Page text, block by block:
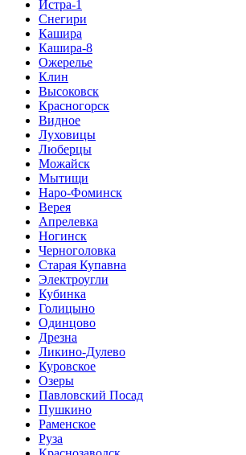
Истра-1
Снегири
Кашира
Кашира-8
Ожерелье
Клин
Высоковск
Красногорск
Видное
Луховицы
Люберцы
Можайск
Мытищи
Наро-Фоминск
Верея
Апрелевка
Ногинск
Черноголовка
Старая Купавна
Электроугли
Кубинка
Голицыно
Одинцово
Дрезна
Ликино-Дулево
Куровское
Озеры
Павловский Посад
Пушкино
Раменское
Руза